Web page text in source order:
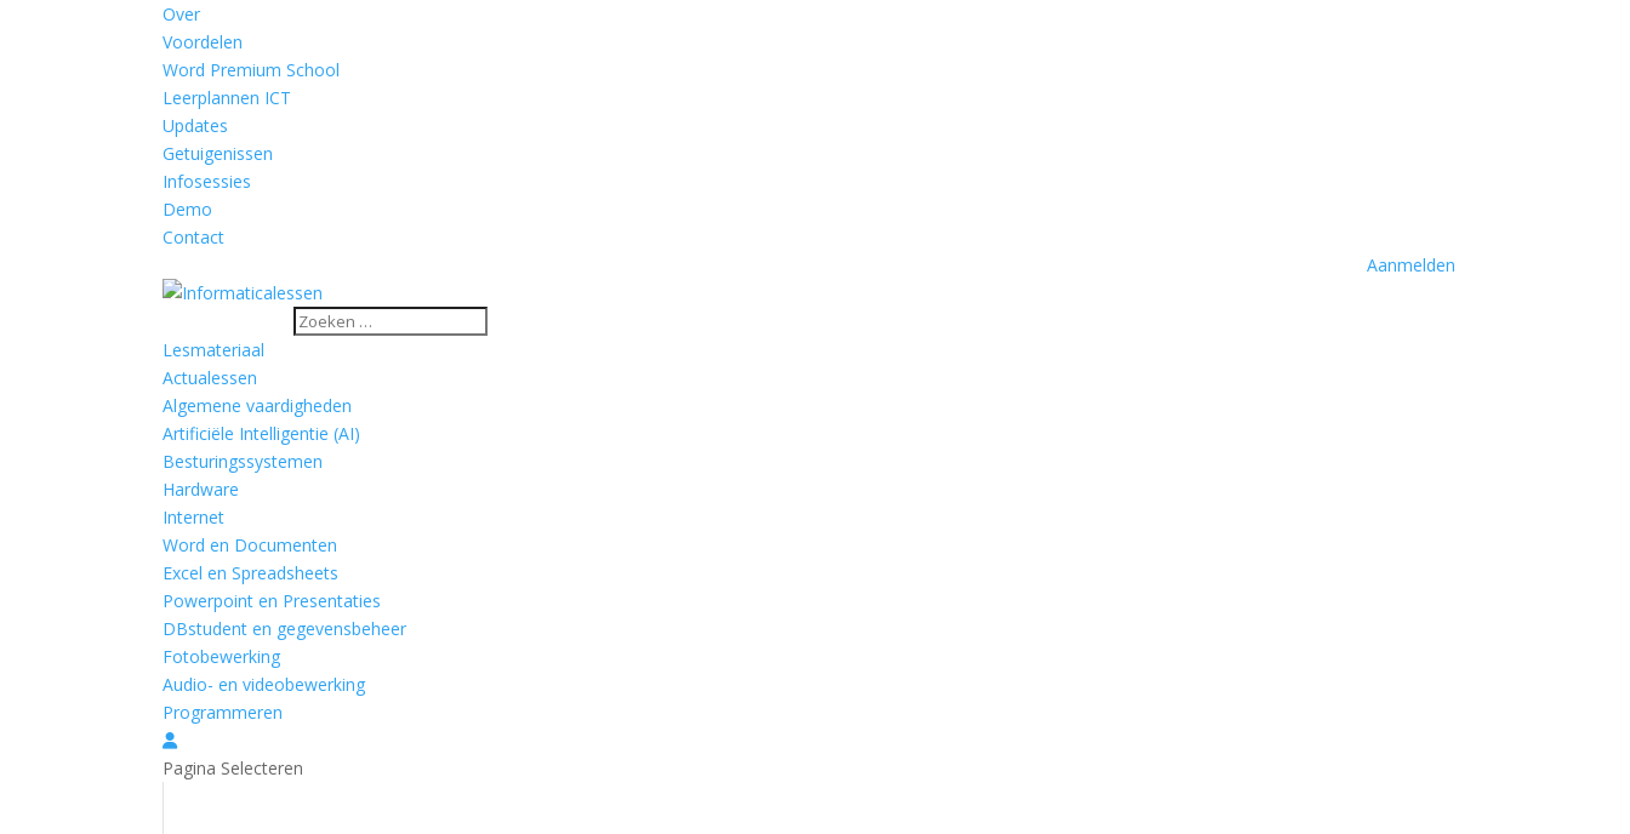
Over
Voordelen
Word Premium School
Leerplannen ICT
Updates
Getuigenissen
Infosessies
Demo
Contact
Aanmelden
Lesmateriaal
Actualessen
Algemene vaardigheden
Artificiële Intelligentie (AI)
Besturingssystemen
Hardware
Internet
Word en Documenten
Excel en Spreadsheets
Powerpoint en Presentaties
DBstudent en gegevensbeheer
Fotobewerking
Audio- en videobewerking
Programmeren
Pagina Selecteren